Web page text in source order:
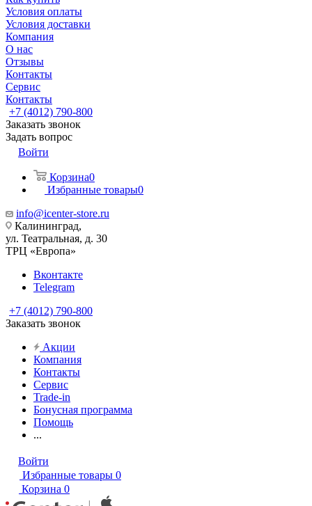
Условия оплаты
Условия доставки
Компания
О нас
Отзывы
Контакты
Сервис
Контакты
+7 (4012) 790-800
Заказать звонок
Задать вопрос
Войти
Корзина0
Избранные товары0
info@icenter-store.ru
Калининград,
ул. Театральная, д. 30
ТРЦ «Европа»
Вконтакте
Telegram
+7 (4012) 790-800
Заказать звонок
Акции
Компания
Контакты
Сервис
Trade-in
Бонусная программа
Помощь
...
Войти
Избранные товары 0
Корзина 0